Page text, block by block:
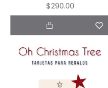
$290.00